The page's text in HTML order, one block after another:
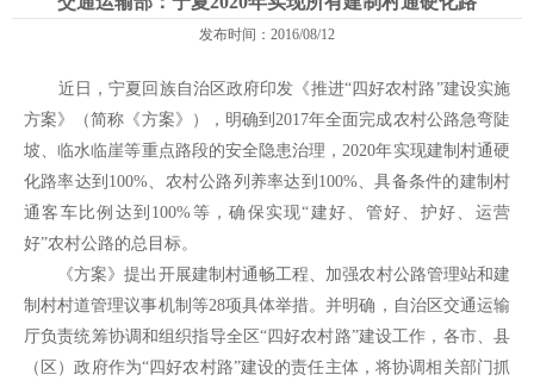
发布时间：2016/08/12
近日，宁夏回族自治区政府印发《推进“四好农村路”建设实施
方案》（简称《方案》），明确到2017年全面完成农村公路急弯陡
坡、临水临崖等重点路段的安全隐患治理，2020年实现建制村通硬
化路率达到100%、农村公路列养率达到100%、具备条件的建制村
通客车比例达到100%等，确保实现“建好、管好、护好、运营
好”农村公路的总目标。
《方案》提出开展建制村通畅工程、加强农村公路管理站和建
制村村道管理议事机制等28项具体举措。并明确，自治区交通运输
厅负责统筹协调和组织指导全区“四好农村路”建设工作，各市、县
（区）政府作为“四好农村路”建设的责任主体，将协调相关部门抓